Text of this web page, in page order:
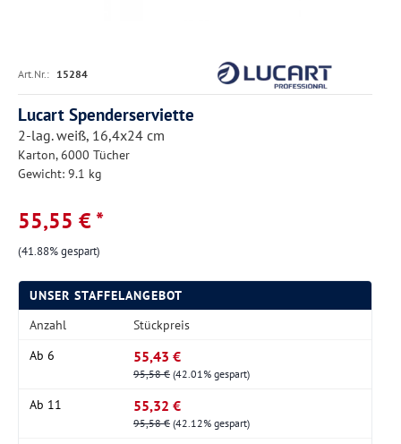
Art.Nr.: 15284
Lucart Spenderserviette
2-lag. weiß, 16,4x24 cm
Karton, 6000 Tücher
Gewicht: 9.1 kg
55,55 € *
(41.88% gespart)
UNSER STAFFELANGEBOT
Anzahl
Stückpreis
Ab 6 55,43 €
95,58 € (42.01% gespart)
Ab 11 55,32 €
95,58 € (42.12% gespart)